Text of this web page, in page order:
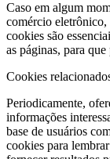
Caso em algum
comércio
cookies são
as páginas, para
Cookies
Periodicamente,
informações
base de usuários
cookies para